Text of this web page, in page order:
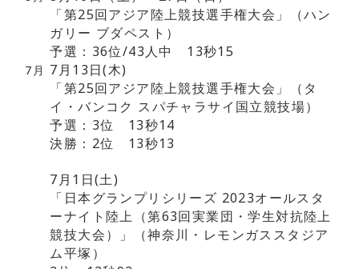
「第25回アジア陸上競技選手権大会」（ハン
ガリー ブダペスト）
予選：36位/43人中 13秒15
7月 7月13日(木)
「第25回アジア陸上競技選手権大会」（タ
イ・バンコク スパチャラサイ国立競技場）
予選：3位 13秒14
決勝：2位 13秒13
7月1日(土)
「日本グランプリシリーズ 2023オールスタ
ーナイト陸上（第63回実業団・学生対抗陸上
競技大会）」（神奈川・レモンガススタジア
ム平塚）